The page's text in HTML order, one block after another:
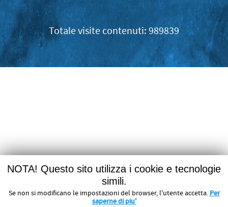
989839
NOTA! Questo sito utilizza i cookie e tecnologie
simili.
Se non si modificano le impostazioni del browser, l'utente accetta. Per
saperne di piu'